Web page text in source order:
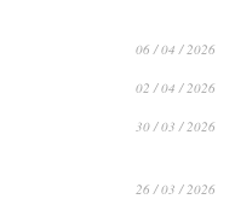
06 / 04 / 2026
02 / 04 / 2026
30 / 03 / 2026
26 / 03 / 2026